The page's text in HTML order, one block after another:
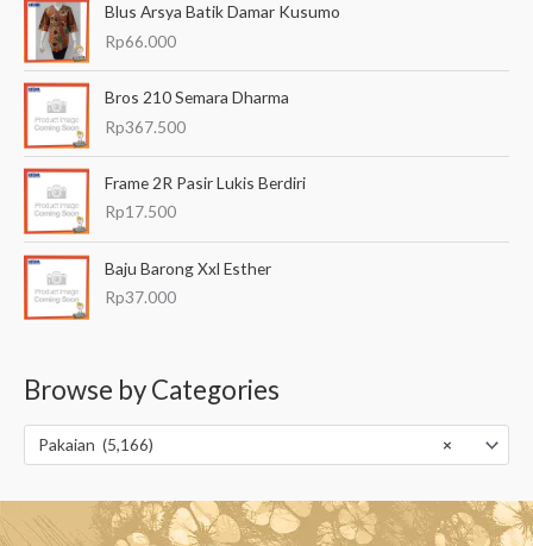
Blus Arsya Batik Damar Kusumo
Rp66.000
Bros 210 Semara Dharma
Rp367.500
Frame 2R Pasir Lukis Berdiri
Rp17.500
Baju Barong Xxl Esther
Rp37.000
Browse by Categories
×
Pakaian (5,166)